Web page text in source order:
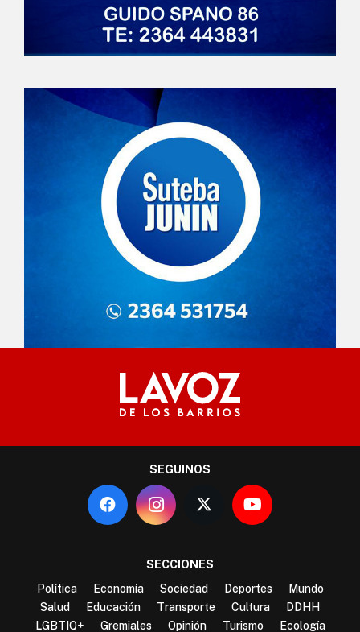
SEGUINOS
SECCIONES
Política
Economía Sociedad Deportes
Mundo
Salud
Educación Transporte Cultura
DDHH
LGBTIQ+
Gremiales Opinión Turismo Ecología